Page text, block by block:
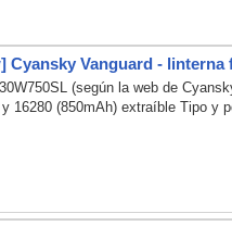
Cyansky Vanguard -
(según la web de
16280 (850mAh) extraíble Tipo y